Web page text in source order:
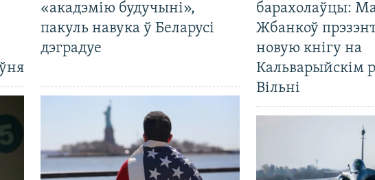
«акадэмію будучыні»,
пакуль навука ў Беларусі
дэградуе
барахолаўцы:
Жбанкоў
новую кнігу на
Кальварыйскім
Вільні